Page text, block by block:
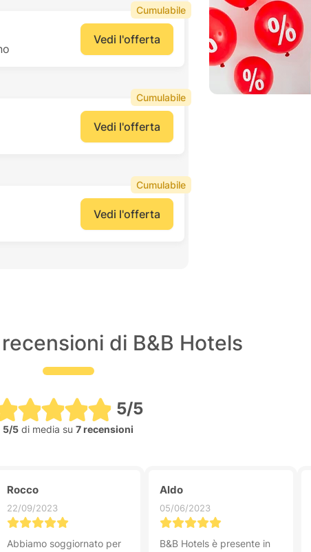
Vedi l'offerta
Cumulabile
Vedi l'offerta
Cumulabile
Vedi l'offerta
Cumulabile
di B&B Hotels
5/5
5/5 di media su 7 recensioni
Rocco
22/09/2023
Abbiamo soggiornato per
Aldo
05/06/2023
B&B Hotels è presente in